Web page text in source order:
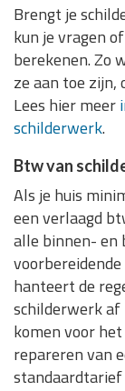
Brengt je
kun je vragen
berekenen. Zo
ze aan toe zijn,
Lees hier meer
schilderwerk.
Btw van
Als je huis
een verlaagd
alle binnen- en
hanteert de
schilderwerk af
komen voor
repareren van
standaardtarief